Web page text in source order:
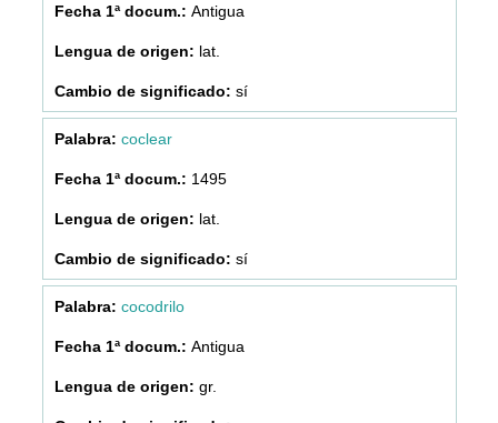
Antigua
lat.
sí
coclear
1495
lat.
sí
cocodrilo
Antigua
gr.